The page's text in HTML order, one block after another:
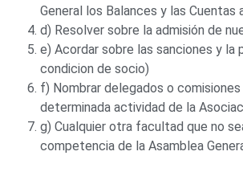
General los Balances y las Cuentas
d) Resolver sobre la admisión de
e) Acordar sobre las sanciones y la
condicion de socio)
f) Nombrar delegados o comisiones
determinada actividad de la
g) Cualquier otra facultad que no
competencia de la Asamblea